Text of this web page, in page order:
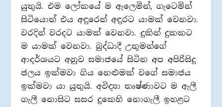
යුතුයි. එම ලෝකයේ ම ඇලෙමින්, ගැටෙමින්
සිටියොත් එය අඳුරෙන් අඳුරට යාමක් වෙනවා.
වරදින් වරදට යාමක් වෙනවා. දුකින් දුකකට
ම යාමක් වෙනවා. බුද්ධාදී උතුමන්ගේ
ආදර්ශයට අනුව සමාජයේ සිටින අප අපිරිසිදු
ජලය ඉක්මවා ගිය නෙළුමක් වගේ සමාජය
ඉක්මවා යා යුතුයි. අවිද්‍යා තෘෂ්ණාවට ම ඇලී
ගැලී නොසිට සසර දුකෙහි නොගැලී ඉහළට